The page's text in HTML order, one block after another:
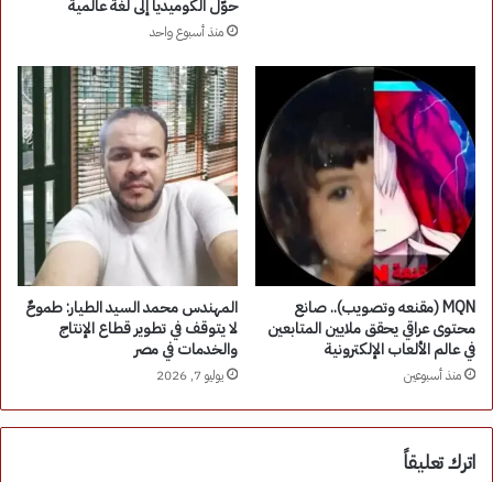
حوّل الكوميديا إلى لغة عالمية
منذ أسبوع واحد
MQN (مقنعه وتصويب).. صانع
محتوى عراقي يحقق ملايين المتابعين
في عالم الألعاب الإلكترونية
منذ أسبوعين
المهندس محمد السيد الطيار: طموحٌ
لا يتوقف في تطوير قطاع الإنتاج
والخدمات في مصر
يوليو 7, 2026
اترك تعليقاً